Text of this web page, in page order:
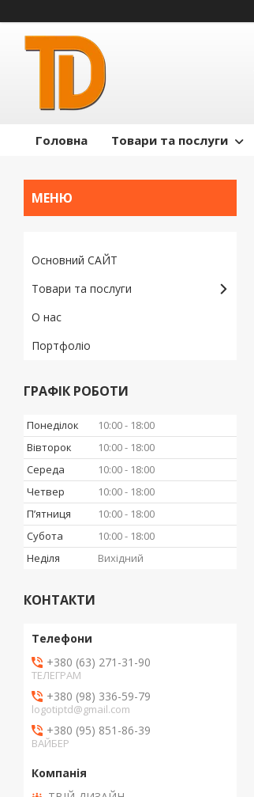
Головна Товари та послуги
Основний САЙТ
Товари та послуги
О нас
Портфоліо
ГРАФІК РОБОТИ
Понеділок 10:00
18:00
Вівторок
10:00
18:00
Середа
10:00
18:00
Четвер
10:00
18:00
Пʼятниця
10:00
18:00
Субота
10:00
18:00
Неділя
Вихідний
КОНТАКТИ
+380 (63) 271-31-90
ТЕЛЕГРАМ
+380 (98) 336-59-79
logotiptd@gmail.com
+380 (95) 851-86-39
ВАЙБЕР